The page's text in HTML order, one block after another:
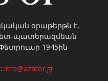
օրաթերթն է,
պատերազմեան
1945ին
info@azator.gr